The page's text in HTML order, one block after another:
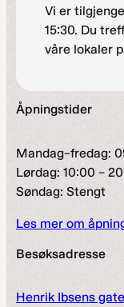
Vi er
15:30. Du
våre lokaler
Åpningstider
Mandag–fredag:
Lørdag: 10:00 –
Søndag: Stengt
Les mer om
Besøksadresse
Henrik Ibsens